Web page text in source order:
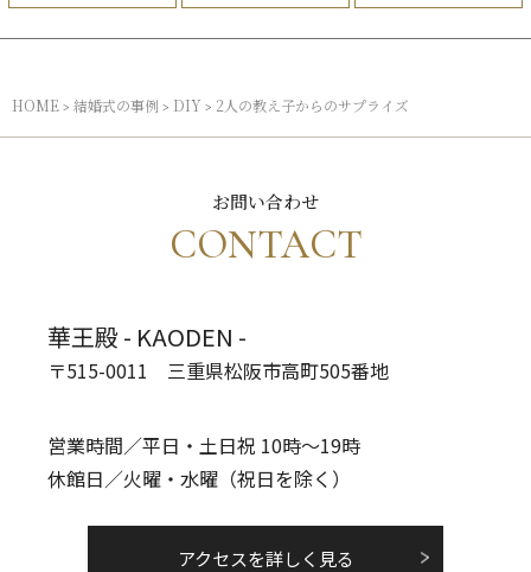
HOME > 結婚式の事例 > DIY > 2人の教え子からのサプライズ
CONTACT
お問い合わせ
華王殿 - KAODEN -
〒515-0011 三重県松阪市高町505番地
営業時間／平日・土日祝 10時～19時
休館日／火曜・水曜（祝日を除く）
アクセスを詳しく見る